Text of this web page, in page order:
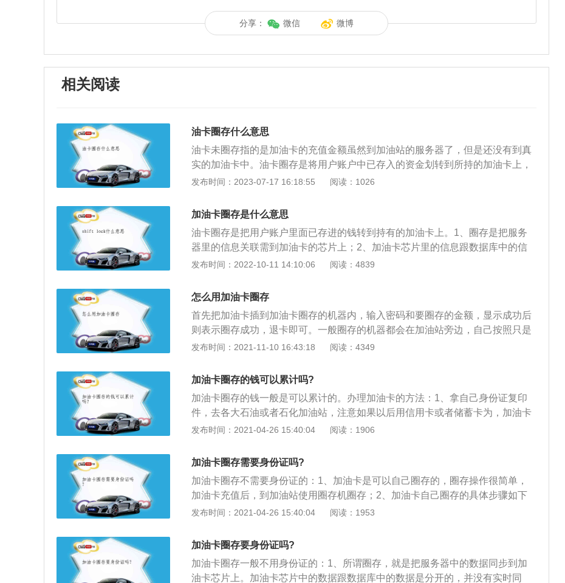
分享： 微信 微博
相关阅读
油卡圈存什么意思
油卡未圈存指的是加油卡的充值金额虽然到加油站的服务器了，但是还没有到真
实的加油卡中。油卡圈存是将用户账户中已存入的资金划转到所持的加油卡上，
圈存就是把服务器中的数据同步到加油卡芯片上，加油卡芯片中的数据跟数据库
充钱的数据。服务厅内使用圈存机的操作步骤有以下7步：1、在自助圈存设备
上，在IC卡入口处插入中石化加油卡。2、输入密码，点击确定进入页面。3、在
页面中选择需要办理的业务，如圈存、充值等。4、选择圈存后，进行信息确认
后，点击页面右下角的“下一步”进入圈存。5、进入圈存页面后，点击钱包圈存，
也可以选择积分圈存。6、输入可圈存金额，圈存信息确认后，点击下一步。7、
须到加油站自助终端进行圈存才能加油。
发布时间：2023-07-17 16:18:55 阅读：1026
加油卡圈存是什么意思
油卡圈存是把用户账户里面已存进的钱转到持有的加油卡上。1、圈存是把服务
器里的信息关联需到加油卡的芯片上；2、加油卡芯片里的信息跟数据库中的信
息是分开的并没有实时同步；3、车主在网络上往加油卡里打上了钱，服务器里
同步需到加油卡上。圈存是将卡账号上的钱写进卡芯片的环节，是将银行卡账号
里的钱转到电子账户，可以闪付。一定要根据读卡器才可以将账号上的钱写入卡
片。在网络上存了钱以后，相当于在你的账号上有该笔数额，可是加油机却不鉴
别，那是由于IC卡的芯片上都没有。需到油站的发卡网点读卡器上读一下，把账
号里面的钱存进你的芯片里。对油卡来讲，圈存是将用户账户中已存进的钱划拨
再分配需到下边的副卡，因为副卡都是在应用车辆的驾驶人员手上，要在加油的
那时候在油站让油站员工划一下子就可以，是所说的圈存。
发布时间：2022-10-11 14:10:06 阅读：4839
怎么用加油卡圈存
首先把加油卡插到加油卡圈存的机器内，输入密码和要圈存的金额，显示成功后
则表示圈存成功，退卡即可。一般圈存的机器都会在加油站旁边，自己按照只是
操作就可，但如果没有看到圈存的机器，可以询问其工作人员，进行解决。有时
间还不用去排队加油。而对于工作人员来说，也是一大便利，省去了来回的现金
用手机交完费后还需要去加油站进行圈存，如果不圈存，钱就到不了账，那就相
当于白冲了，我们还是用不了。去加油站圈存也废不了对大的事，只需要我们去
加油站进行简单操作几下即可。所以为了减少不必要的麻烦，我们在使用手机充
发布时间：2021-11-10 16:43:18 阅读：4349
加油卡圈存的钱可以累计吗?
加油卡圈存的钱一般是可以累计的。办理加油卡的方法：1、拿自己身份证复印
件，去各大石油或者石化加油站，注意如果以后用信用卡或者储蓄卡为，加油卡
充值的话，要卡与卡的名字相符以前不要现在这里就这样名字不符不给充值的；
人想要付款的方式，如果是支票方式，需提前一天将支票送至加油站，待支票兑
现入账后，方可进行下一步的办理流程；4、支付方式为转账，就需要向加油站
会计询问油站的账号，户名和开户银行等信息，并留下油站会计的联系方式和传
真号。将款打进对方账户后，可将打款成功的回单以传真的形式传至油站，并联
系会计进行确认，方可进行下一步的办理流程。
发布时间：2021-04-26 15:40:04 阅读：1906
加油卡圈存需要身份证吗?
加油卡圈存不需要身份证的：1、加油卡是可以自己圈存的，圈存操作很简单，
加油卡充值后，到加油站使用圈存机圈存；2、加油卡自己圈存的具体步骤如下
将卡插入圈存机卡槽中，输入加油卡密码后进入圈存系统；有圈存和查询选项两
包；3、输入圈存金额按确认键后，提示交易成功即为圈存成功；圈存后按确认
键可以打印小票，不需要就按返回键退出，再按退卡键退卡，完成整个圈存操
作。
发布时间：2021-04-26 15:40:04 阅读：1953
加油卡圈存要身份证吗?
加油卡圈存一般不用身份证的：1、所谓圈存，就是把服务器中的数据同步到加
油卡芯片上。加油卡芯片中的数据跟数据库中的数据是分开的，并没有实时同